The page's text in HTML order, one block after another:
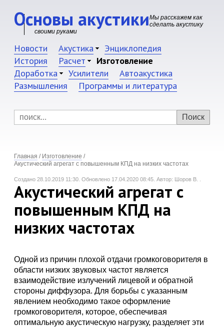
Основы акустикиМы расскажем как
сделать акустику
своими руками
Новости Акустика
Энциклопедия
История
Расчет
Изготовление
Доработка
Усилители
Автоакустика
Размышления
Программы и литература
Главная / Изготовление /
Акустический агрегат с повышенным КПД на низких частотах
Создано 28.10.2019 11:30. Обновлено 17.04.2020 08:45. Автор: Шоров В. .
Акустический агрегат с
повышенным КПД на
низких частотах
Одной из причин плохой отдачи громкоговорителя в
области низких звуковых частот является
взаимодействие излучений лицевой и обратной
стороны диффузора. Для борьбы с указанным
явлением необходимо такое оформление
громкоговорителя, которое, обеспечивая
оптимальную акустическую нагрузку, разделяет эти